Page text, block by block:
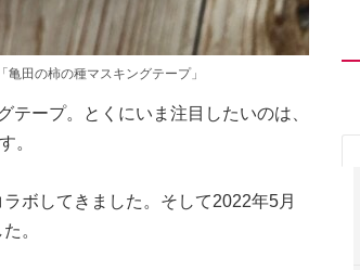
田の柿の種マスキングテープ」
ープ。とくにいま注目したいのは、
。
ボしてきました。そして2022年5月
。